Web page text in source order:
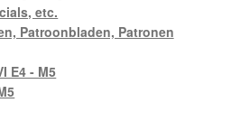
etc.
Patroonbladen, Patronen
E4 - M5